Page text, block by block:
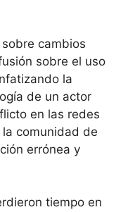
cambios
sobre el uso
la
de un actor
en las redes
comunidad de
errónea y
tiempo en